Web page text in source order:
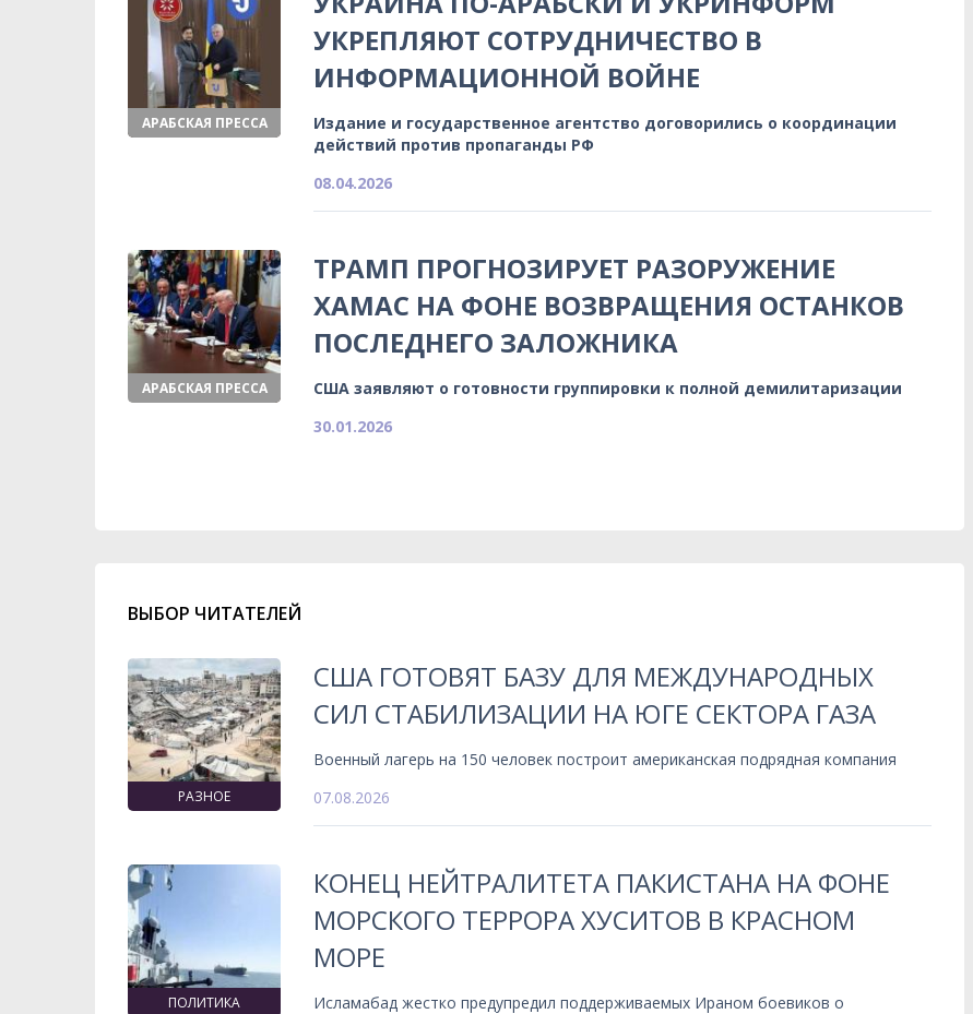
АРАБСКАЯ ПРЕССА
УКРЕПЛЯЮТ СОТРУДНИЧЕСТВО В
ИНФОРМАЦИОННОЙ ВОЙНЕ
Издание и государственное агентство договорились о координации
действий против пропаганды РФ
08.04.2026
АРАБСКАЯ ПРЕССА
ТРАМП ПРОГНОЗИРУЕТ РАЗОРУЖЕНИЕ
ХАМАС НА ФОНЕ ВОЗВРАЩЕНИЯ ОСТАНКОВ
ПОСЛЕДНЕГО ЗАЛОЖНИКА
США заявляют о готовности группировки к полной демилитаризации
30.01.2026
ВЫБОР ЧИТАТЕЛЕЙ
РАЗНОЕ
США ГОТОВЯТ БАЗУ ДЛЯ МЕЖДУНАРОДНЫХ
СИЛ СТАБИЛИЗАЦИИ НА ЮГЕ СЕКТОРА ГАЗА
Военный лагерь на 150 человек построит американская подрядная компания
07.08.2026
ПОЛИТИКА
КОНЕЦ НЕЙТРАЛИТЕТА ПАКИСТАНА НА ФОНЕ
МОРСКОГО ТЕРРОРА ХУСИТОВ В КРАСНОМ
МОРЕ
Исламабад жестко предупредил поддерживаемых Ираном боевиков о